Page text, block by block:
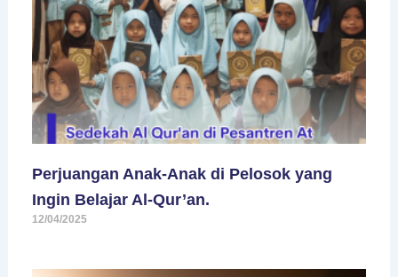
Perjuangan Anak-Anak di Pelosok yang
Ingin Belajar Al-Qur’an.
12/04/2025